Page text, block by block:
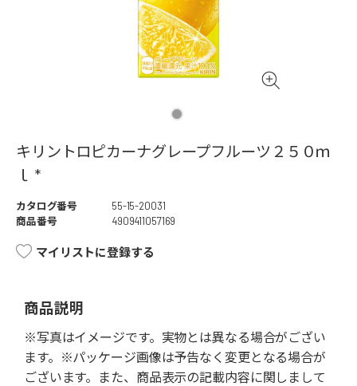
キリントロピカーナグレープフルーツ２５０ｍ
ｌ *
カタログ番号
55-15-20031
商品番号
4909411057169
マイリストに登録する
商品説明
※写真はイメージです。実物とは異なる場合がござい
ます。※パッケージ画像は予告なく変更となる場合が
ございます。また、商品表示の記載内容に関しまして